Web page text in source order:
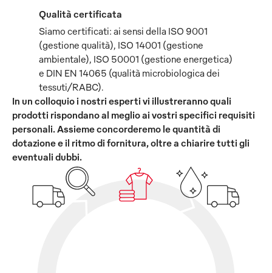
Qualità certificata
Siamo certificati: ai sensi della ISO 9001
(gestione qualità), ISO 14001 (gestione
ambientale), ISO 50001 (gestione energetica)
e DIN EN 14065 (qualità microbiologica dei
tessuti/RABC).
In un colloquio i nostri esperti vi illustreranno quali
prodotti rispondano al meglio ai vostri specifici requisiti
personali. Assieme concorderemo le quantità di
dotazione e il ritmo di fornitura, oltre a chiarire tutti gli
eventuali dubbi.